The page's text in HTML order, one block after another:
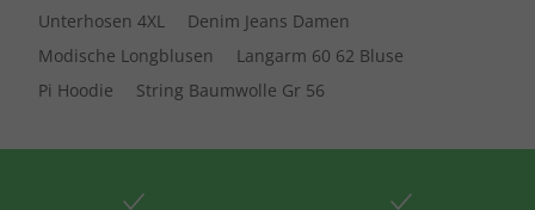
Unterhosen 4XL
Denim Jeans Damen
Modische Longblusen
Langarm 60 62 Bluse
Pi Hoodie
String Baumwolle Gr 56